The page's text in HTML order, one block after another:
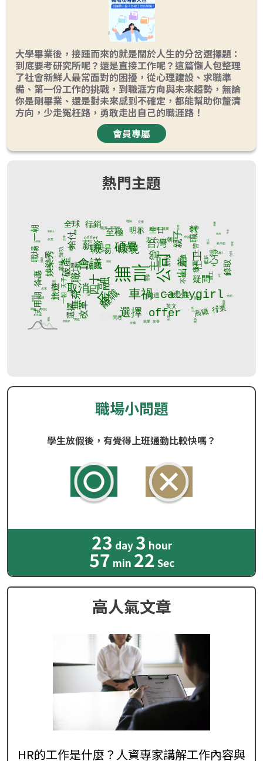
大學畢業後，接踵而來的就是關於人生的分岔選擇題：
到底要考研究所呢？還是直接工作呢？這篇懶人包整理
了社會新鮮人最常面對的困擾，從心理建設、求職準
備、第一份工作的挑戰，到職涯方向與未來趨勢，無論
你是剛畢業、還是對未來感到不確定，都能幫助你釐清
方向，少走冤枉路，勇敢走出自己的職涯路！
會員專屬
熱門主題
職場小問題
學生放假後，有覺得上班通勤比較快嗎？
23 day 3 hour
57 min 20 Sec
高人氣文章
HR的工作是什麼？人資專家講解工作內容與